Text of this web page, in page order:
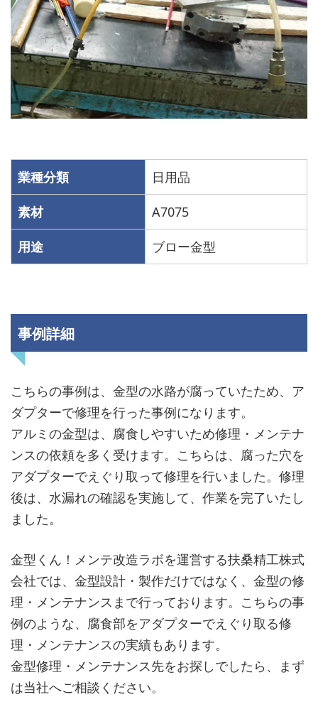
業種分類 日用品
素材 A7075
用途 ブロー金型
事例詳細
こちらの事例は、金型の水路が腐っていたため、ア
ダプターで修理を行った事例になります。
アルミの金型は、腐食しやすいため修理・メンテナ
ンスの依頼を多く受けます。こちらは、腐った穴を
アダプターでえぐり取って修理を行いました。修理
後は、水漏れの確認を実施して、作業を完了いたし
ました。
金型くん！メンテ改造ラボを運営する扶桑精工株式
会社では、金型設計・製作だけではなく、金型の修
理・メンテナンスまで行っております。こちらの事
例のような、腐食部をアダプターでえぐり取る修
理・メンテナンスの実績もあります。
金型修理・メンテナンス先をお探しでしたら、まず
は当社へご相談ください。